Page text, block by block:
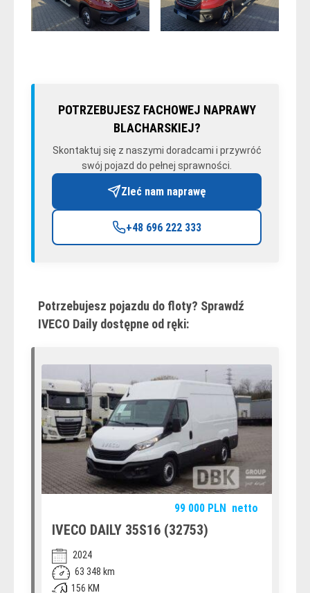
POTRZEBUJESZ FACHOWEJ NAPRAWY
BLACHARSKIEJ?
Skontaktuj się z naszymi doradcami i przywróć
swój pojazd do pełnej sprawności.
Zleć nam naprawę
+48 696 222 333
Potrzebujesz pojazdu do floty? Sprawdź
IVECO Daily dostępne od ręki:
99 000 PLN netto
IVECO DAILY 35S16 (32753)
2024
63 348 km
156 KM